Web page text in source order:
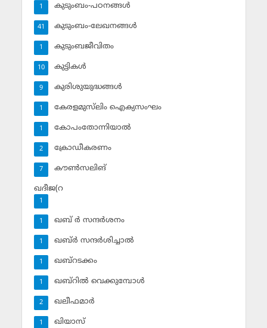
കുടുംബം-പഠനങ്ങള്‍
1
കുടുംബം-ലേഖനങ്ങള്‍
41
കുടുംബജീവിതം
1
കുട്ടികള്‍
10
കുരിശുയുദ്ധങ്ങള്‍
9
കേരളമുസ്‌ലിം ഐക്യസംഘം
1
കോപംതോന്നിയാല്‍
1
ക്രോഡീകരണം
2
കൗണ്‍സലിങ്‌
7
ഖദീജ(റ
1
ഖബ് ര്‍ സന്ദര്‍ശനം
1
ഖബ്ര്‍ സന്ദര്‍ശിച്ചാല്‍
1
ഖബ്‌റടക്കം
1
ഖബ്‌റില്‍ വെക്കുമ്പോള്‍
1
ഖലീഫമാര്‍
2
ഖിയാസ്
1